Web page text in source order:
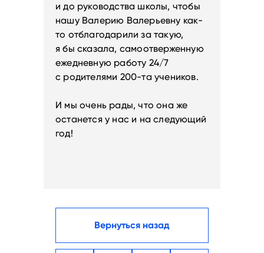
Вернуться назад
и до руководства школы, чтобы
нашу Валерию Валерьевну как-
то отблагодарили за такую,
я бы сказала, самоотверженную
ежедневную работу 24/7
с родителями 200-та учеников.
И мы очень рады, что она же
останется у нас и на следующий
год!